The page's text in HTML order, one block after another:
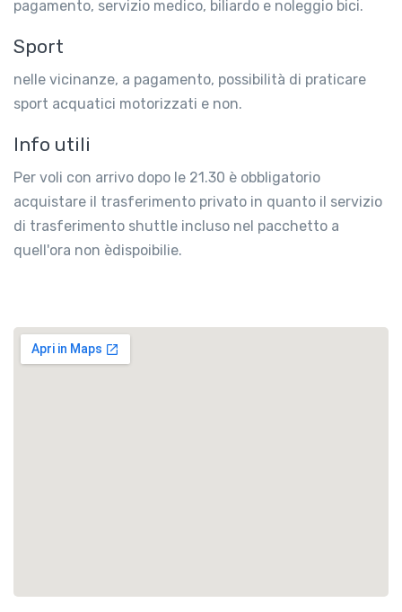
pagamento, servizio medico, biliardo e noleggio bici.
Sport
nelle vicinanze, a pagamento, possibilità di praticare
sport acquatici motorizzati e non.
Info utili
Per voli con arrivo dopo le 21.30 è obbligatorio
acquistare il trasferimento privato in quanto il servizio
di trasferimento shuttle incluso nel pacchetto a
quell'ora non èdispoibilie.